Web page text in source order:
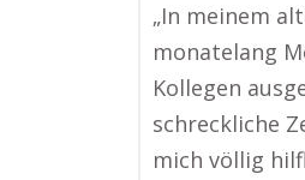
„In meinem
monatelang
Kollegen
schreckliche
mich völlig